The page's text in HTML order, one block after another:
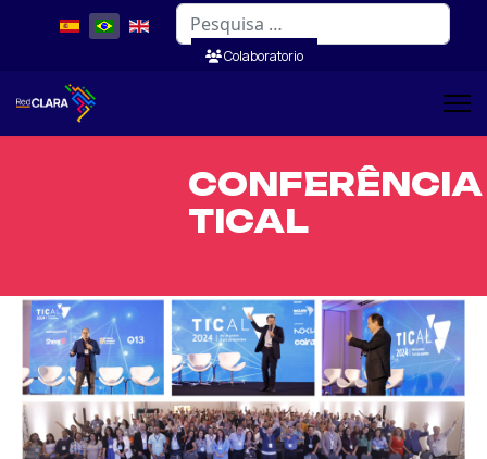
Pesquisar
Colaboratorio
CONFERÊNCIA
TICAL